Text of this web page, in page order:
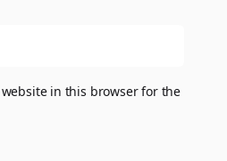
in this browser for the